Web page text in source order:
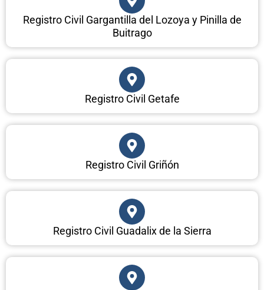
Registro Civil Gargantilla del Lozoya y Pinilla de
Buitrago
Registro Civil Getafe
Registro Civil Griñón
Registro Civil Guadalix de la Sierra